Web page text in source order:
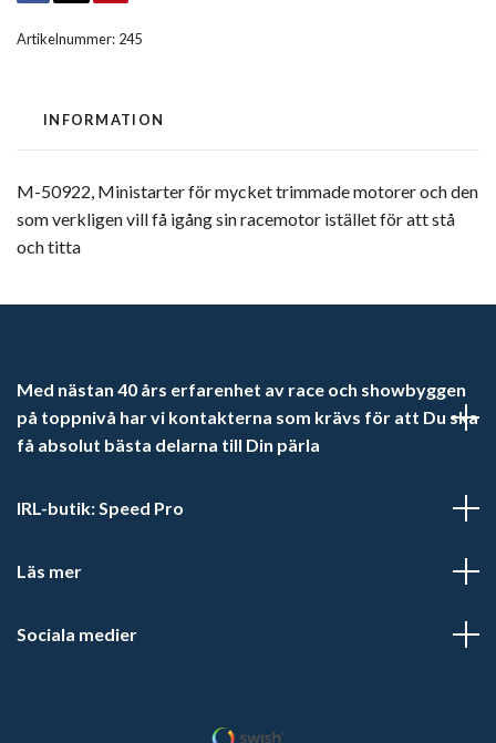
Artikelnummer: 245
INFORMATION
M-50922, Ministarter för mycket trimmade motorer och den
som verkligen vill få igång sin racemotor istället för att stå
och titta
Med nästan 40 års erfarenhet av race och showbyggen
på toppnivå har vi kontakterna som krävs för att Du ska
få absolut bästa delarna till Din pärla
IRL-butik: Speed Pro
Läs mer
Sociala medier